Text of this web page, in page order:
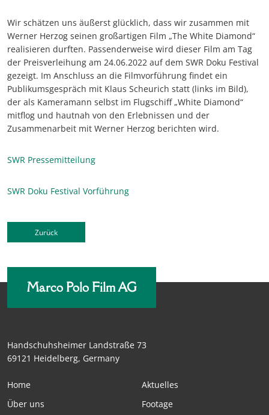
Wir schätzen uns äußerst glücklich, dass wir zusammen mit
Werner Herzog seinen großartigen Film „The White Diamond“
realisieren durften. Passenderweise wird dieser Film am Tag
der Preisverleihung am 24.06.2022 auf dem SWR Doku Festival
gezeigt. Im Anschluss an die Filmvorführung findet ein
Publikumsgespräch mit Klaus Scheurich statt (links im Bild),
der als Kameramann selbst im Flugschiff „White Diamond“
mitflog und hautnah von den Erlebnissen und der
Zusammenarbeit mit Werner Herzog berichten wird.
SWR Pressemitteilung
SWR Doku Festival Vorführung
Zurück
Marco Polo Film AG
Handschuhsheimer Landstraße 73
69121 Heidelberg, Germany
Home
Über uns
Aktuelles
Footage